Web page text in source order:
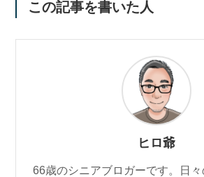
この記事を書いた人
ヒロ爺
66歳のシニアブロガーです。日